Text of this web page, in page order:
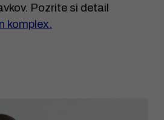
Pozrite si detail
komplex.